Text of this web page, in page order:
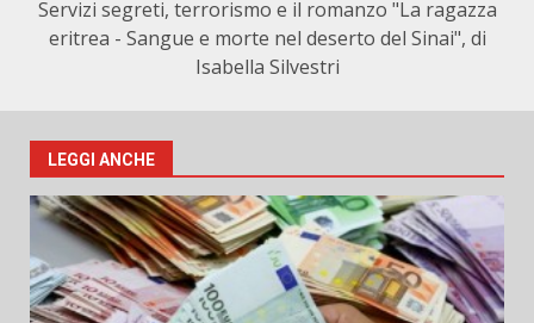
Servizi segreti, terrorismo e il romanzo "La ragazza
eritrea - Sangue e morte nel deserto del Sinai", di
Isabella Silvestri
LEGGI ANCHE